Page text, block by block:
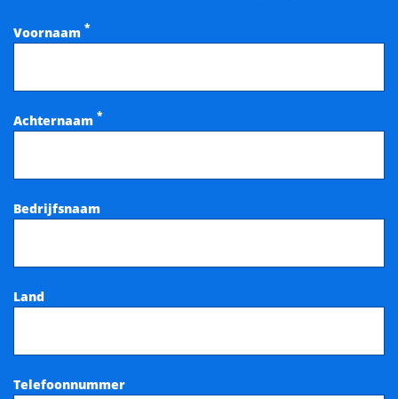
Voornaam *
Achternaam *
Bedrijfsnaam
Land
Telefoonnummer